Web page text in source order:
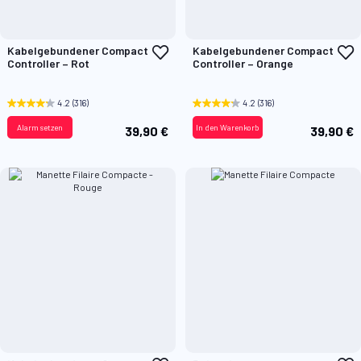
Kabelgebundener Compact
Controller – Rot
Zur
Wunschliste
4.2 (316)
39,90 €
Alarm setzen
Kabelgebundener Compact
Controller – Orange
4.2 (316)
39,90 €
In den Warenkorb